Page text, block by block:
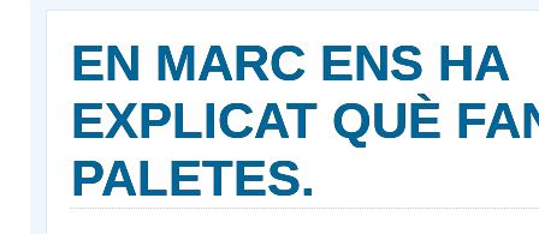
EN MARC ENS HA
EXPLICAT QUÈ
PALETES.